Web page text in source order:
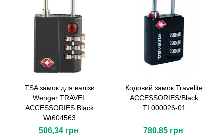
TSA замок для валізи
Wenger TRAVEL
ACCESSORIES Black
Wt604563
506,34 грн
Кодовий замок Travelite
ACCESSORIES/Black
TL000026-01
780,85 грн